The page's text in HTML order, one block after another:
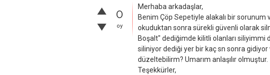
0
oy
Merhaba arkadaşlar,
Benim Çöp Sepetiyle alakalı bir sorunum
okuduktan sonra sürekli güvenli olarak
Boşalt" dediğimde kilitli olanları siliyimmi
siliniyor dediği yer bir kaç sn sonra gidiyor
düzeltebilirm? Umarım anlaşılır olmuştur.
Teşekkürler,